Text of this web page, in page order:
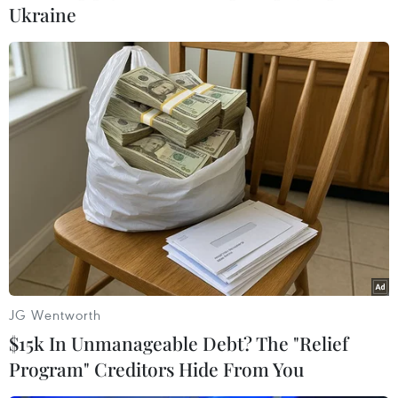
khách hàng rút tiền trước hạn thì chỉ được
này khiến các ngân hàng rất khó giữ chân
khách hàng nếu không tăng lãi suất không kỳ
hạn.
Một nguyên nhân nữa khiến nhiều ngân hàng
tăng lãi suất không kỳ hạn lên cao là, lâu nay
những ngân hàng nhỏ chủ yếu sống bằng hoạt
động tín dụng, trong đó cho vay phi sản xuất
góp phần đáng kể. Việc giảm tín dụng phi sản
xuất theo yêu cầu của Ngân hàng Nhà nước đã
tác động mạnh đến nguồn thu của các ngân
hàng này.
Với việc các ngân hàng thương mại tăng lãi suất
Ukraine
JG Wentworth
$15k In Unmanageable Debt? The "Relief
Program" Creditors Hide From You